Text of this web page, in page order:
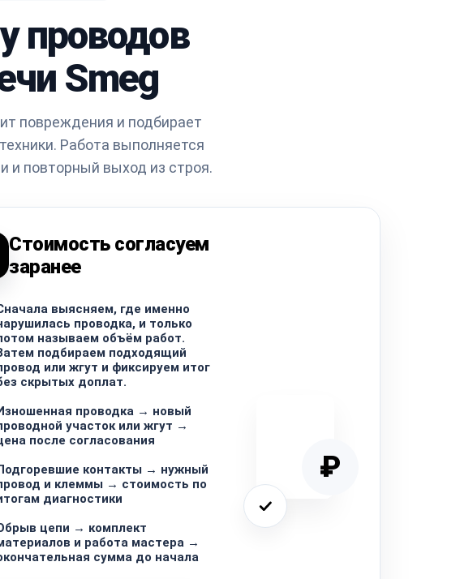
проводов
Smeg
повреждения и подбирает
Работа выполняется
и повторный выход из строя.
Стоимость согласуем
заранее
выясняем, где именно
проводка, и только
называем объём работ.
подбираем подходящий
или жгут и фиксируем итог
скрытых доплат.
проводка → новый
участок или жгут →
после согласования
контакты → нужный
и клеммы → стоимость по
диагностики
цепи → комплект
и работа мастера →
сумма до начала
₽